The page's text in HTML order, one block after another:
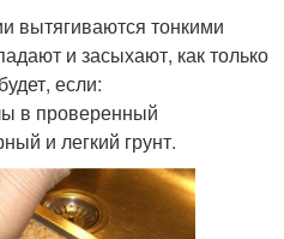
вытягиваются тонкими
и засыхают, как только
если:
в проверенный
и легкий грунт.